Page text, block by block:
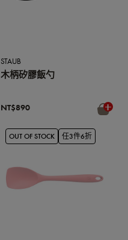
STAUB
木柄矽膠飯勺
NT$890
OUT OF STOCK 任3件6折